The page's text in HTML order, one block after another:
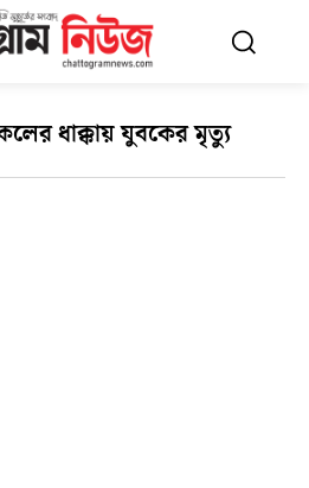
ধাক্কায় যুবকের মৃত্যু